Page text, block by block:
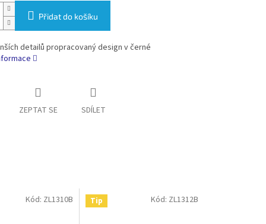
Přidat do košíku
detailů propracovaný design v černé
ZEPTAT SE SDÍLET
Kód: ZL1310B Tip Kód: ZL1312B